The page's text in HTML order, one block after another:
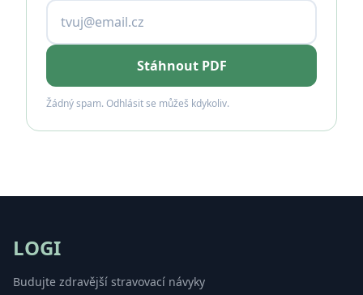
Stáhnout PDF
Žádný spam. Odhlásit se můžeš kdykoliv.
LOGI
Budujte zdravější stravovací návyky